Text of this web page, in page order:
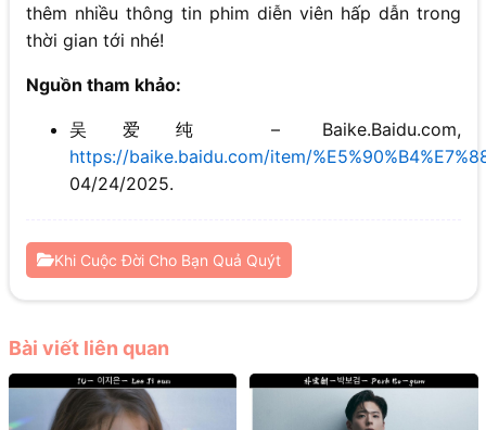
thêm nhiều thông tin phim diễn viên hấp dẫn trong
thời gian tới nhé!
Nguồn tham khảo:
吴爱纯 – Baike.Baidu.com,
https://baike.baidu.com/item/
04/24/2025.
Khi Cuộc Đời Cho Bạn Quả Quýt
Bài viết liên quan